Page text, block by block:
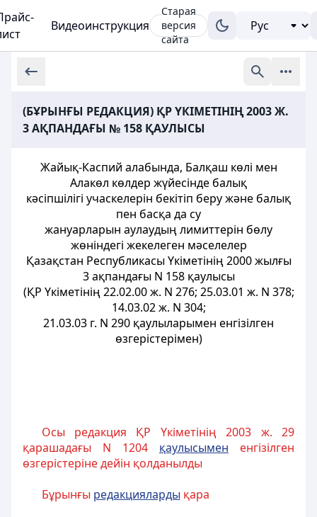
Видеоинструкция
Старая
версия
сайта
(БҰРЫНҒЫ РЕДАКЦИЯ) ҚР ҮКІМЕТІНІҢ 2003 Ж.
3 АҚПАНДАҒЫ № 158 ҚАУЛЫСЫ
Жайық-Каспий алабында, Балқаш көлі мен
Алакөл көлдер жүйесінде балық
кәсіпшілігі учаскелерін бекітіп беру және балық
пен басқа да су
жануарларын аулаудың лимиттерін бөлу
жөніндегі жекелеген мәселелер
Қазақстан Республикасы Үкіметінің 2000 жылғы
3 ақпандағы N 158 қаулысы
(ҚР Үкіметінің 22.02.00 ж. N 276; 25.03.01 ж. N 378;
14.03.02 ж. N 304;
21.03.03 г. N 290 қаулыларымен енгізілген
өзгерістерімен)
Осы редакция ҚР Үкіметінің 2003 ж. 29
қарашадағы N 1204 қаулысымен енгізілген
өзгерістеріне дейін қолданылды
Бұрынғы редакцияларды қара